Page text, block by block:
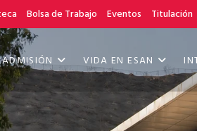
Bolsa de Trabajo Eventos Titulación
ADMISIÓN VIDA EN ESAN